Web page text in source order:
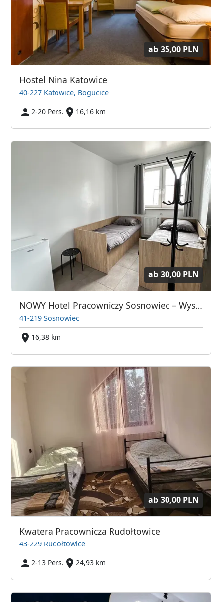
ab 35,00 PLN
Hostel Nina Katowice
40-227 Katowice, Bogucice
2-20 Pers.
16,16 km
ab 30,00 PLN
NOWY Hotel Pracowniczy Sosnowiec – Wysoki Standard, Duży Parking, Wi-Fi - 22 osoby
41-219 Sosnowiec
16,38 km
ab 30,00 PLN
Kwatera Pracownicza Rudołtowice
43-229 Rudołtowice
2-13 Pers.
24,93 km